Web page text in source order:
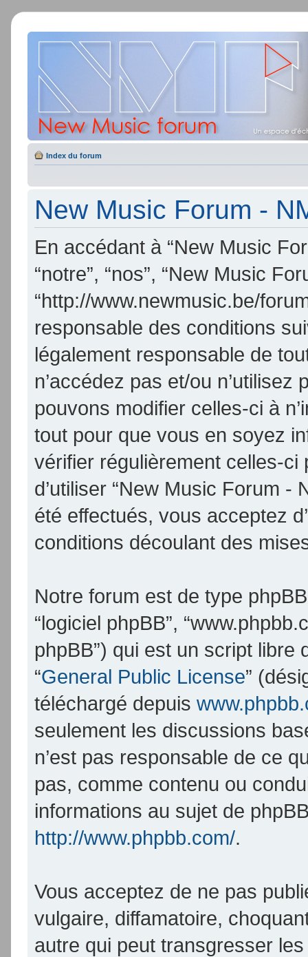
Index du forum
New Music Forum -
En accédant à “New Music
“notre”, “nos”, “New Music
“http://www.newmusic.be/
responsable des conditions
légalement responsable de
n’accédez pas et/ou
pouvons modifier celles-ci à
tout pour que vous en soyez
vérifier régulièrement celles-
d’utiliser “New Music Forum -
été effectués, vous acceptez
conditions découlant des
Notre forum est de type phpBB
“logiciel phpBB”,
phpBB”) qui est un script
“General Public License”
téléchargé depuis
seulement les discussions
n’est pas responsable de ce
pas, comme contenu ou
informations au sujet de
http://www.phpbb.com/.
Vous acceptez de ne pas
vulgaire, diffamatoire,
autre qui peut transgresser